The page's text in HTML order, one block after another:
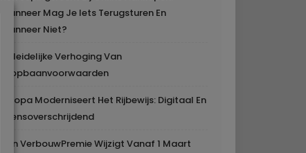
Wanneer Mag Je Iets Terugsturen En
Wanneer Niet?
Geleidelijke Verhoging Van
Loopbaanvoorwaarden
Europa Moderniseert Het Rijbewijs: Digitaal En
Grensoverschrijdend
Mijn VerbouwPremie Wijzigt Vanaf 1 Maart